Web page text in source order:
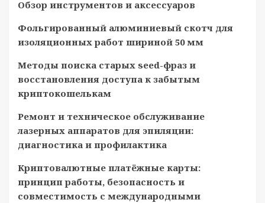
Обзор инструментов и аксессуаров
Фольгированный алюминиевый скотч для
изоляционных работ шириной 50 мм
Методы поиска старых seed-фраз и
восстановления доступа к забытым
криптокошелькам
Ремонт и техническое обслуживание
лазерных аппаратов для эпиляции:
диагностика и профилактика
Криптовалютные платёжные карты:
принцип работы, безопасность и
совместимость с международными